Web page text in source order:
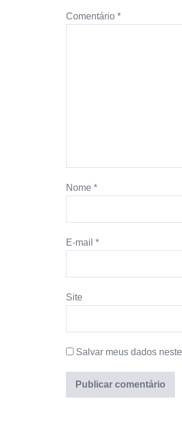
Comentário *
Nome *
E-mail *
Site
Salvar meus dados